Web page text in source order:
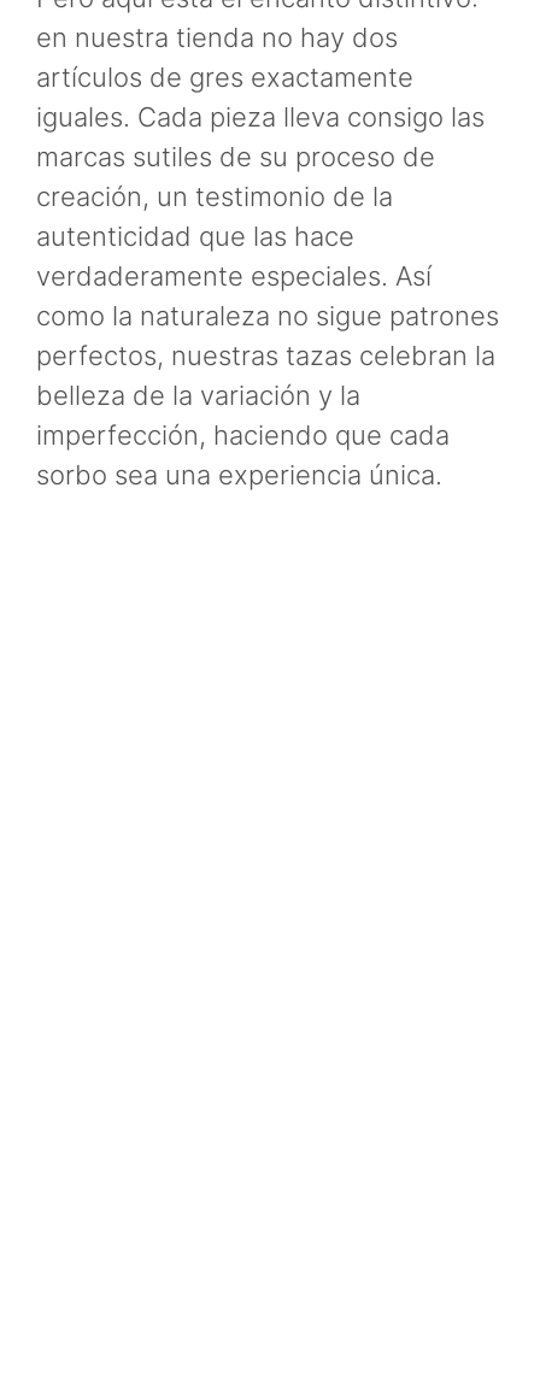
en nuestra tienda no hay dos
artículos de gres exactamente
iguales. Cada pieza lleva consigo las
marcas sutiles de su proceso de
creación, un testimonio de la
autenticidad que las hace
verdaderamente especiales. Así
como la naturaleza no sigue patrones
perfectos, nuestras tazas celebran la
belleza de la variación y la
imperfección, haciendo que cada
sorbo sea una experiencia única.